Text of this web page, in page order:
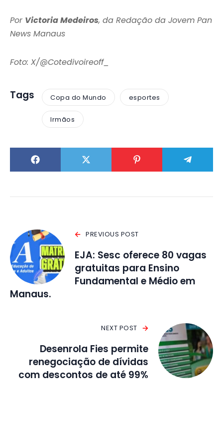
Por Victoria Medeiros, da Redação da Jovem Pan
News Manaus
Foto: X/@Cotedivoireoff_
Tags Copa do Mundo esportes
Irmãos
PREVIOUS POST
EJA: Sesc oferece 80 vagas
gratuitas para Ensino
Fundamental e Médio em
Manaus.
NEXT POST
Desenrola Fies permite
renegociação de dívidas
com descontos de até 99%